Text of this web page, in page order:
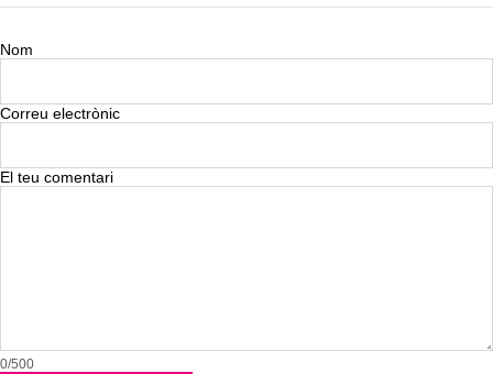
Nom
Correu electrònic
El teu comentari
0/500